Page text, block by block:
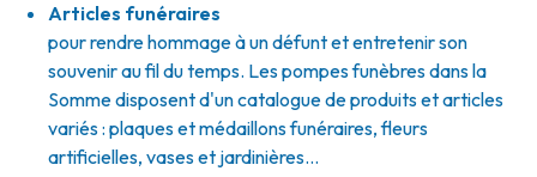
Articles funéraires
pour rendre hommage à un défunt et entretenir son
souvenir au fil du temps. Les pompes funèbres dans la
Somme disposent d'un catalogue de produits et articles
variés : plaques et médaillons funéraires, fleurs
artificielles, vases et jardinières...